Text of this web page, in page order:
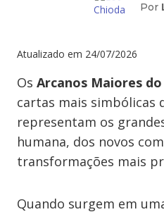
Por
Atualizado em 24/07/2026
Os Arcanos Maiores
cartas mais simbólicas
representam os
humana, dos novos
transformações mais
Quando surgem em